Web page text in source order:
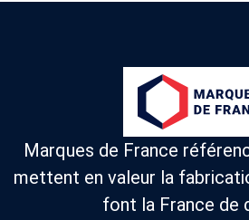
Marques de France
mettent en valeur la
font la France de